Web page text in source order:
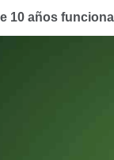
junto a